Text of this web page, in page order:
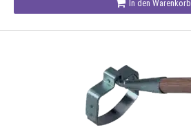
In den Warenkorb